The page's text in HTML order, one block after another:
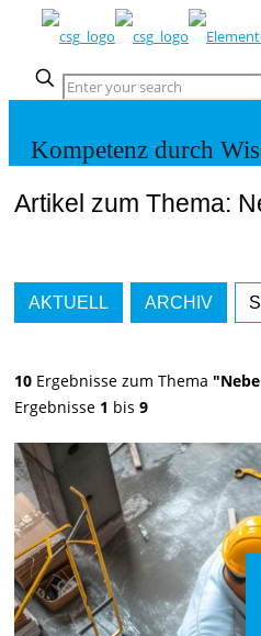
Kompetenz durch
Artikel zum Thema:
AKTUELL ARCHIV
10 Ergebnisse zum Thema
Ergebnisse 1 bis 9